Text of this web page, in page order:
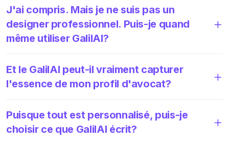
J'ai compris. Mais je ne suis pas un
designer professionnel. Puis-je quand
même utiliser GalilAI?
Et le GalilAI peut-il vraiment capturer
l'essence de mon profil d'avocat?
Puisque tout est personnalisé, puis-je
choisir ce que GalilAI écrit?